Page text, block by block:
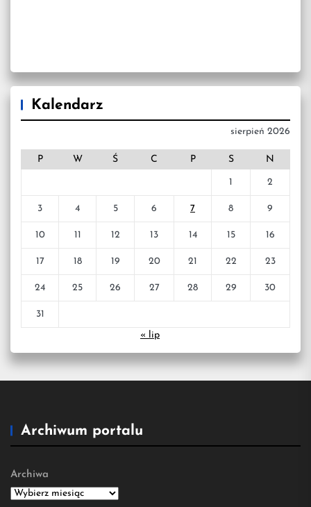
Kalendarz
sierpień 2026
P W Ś C P S N
1 2
3 4 5 6 7 8 9
10 11 12 13 14 15 16
17 18 19 20 21 22 23
24 25 26 27 28 29 30
31
« lip
Archiwum portalu
Archiwa